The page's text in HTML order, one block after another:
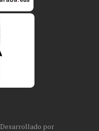
Desarrollado por